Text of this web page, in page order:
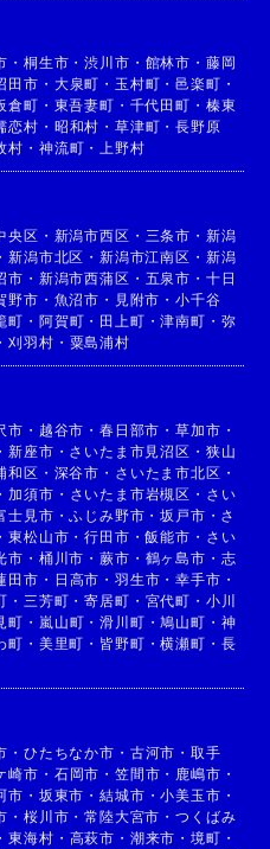
・桐生市 ・渋川市 ・ 館林市 ・ 藤岡
田市 ・ 大泉町 ・ 玉村町 ・邑楽町 ・
倉町 ・ 東吾妻町 ・ 千代田町 ・ 榛東
恋村 ・ 昭和村 ・ 草津町 ・長野原
村 ・ 神流町 ・ 上野村
央区 ・ 新潟市西区 ・ 三条市 ・ 新潟
・新潟市北区 ・新潟市江南区 ・ 新潟
市 ・ 新潟市西蒲区 ・ 五泉市 ・ 十日
野市 ・ 魚沼市 ・ 見附市 ・小千谷
町 ・ 阿賀町 ・ 田上町 ・津南町 ・ 弥
・刈羽村 ・ 粟島浦村
市 ・ 越谷市 ・春日部市 ・草加市 ・
・新座市 ・ さいたま市見沼区 ・ 狭山
和区 ・ 深谷市 ・ さいたま市北区 ・
・加須市 ・ さいたま市岩槻区 ・ さい
士見市 ・ふじみ野市 ・坂戸市 ・ さ
・東松山市 ・行田市 ・飯能市 ・ さい
市 ・ 桶川市 ・蕨市 ・ 鶴ヶ島市 ・ 志
田市 ・ 日高市 ・ 羽生市 ・幸手市 ・
・ 三芳町 ・寄居町 ・ 宮代町 ・ 小川
町 ・ 嵐山町 ・滑川町 ・鳩山町 ・ 神
町 ・ 美里町 ・ 皆野町 ・横瀬町 ・ 長
・ひたちなか市 ・ 古河市 ・ 取手
崎市 ・ 石岡市 ・ 笠間市 ・ 鹿嶋市 ・
市 ・ 坂東市 ・結城市 ・小美玉市 ・
・桜川市 ・常陸大宮市 ・つくばみ
・東海村 ・ 高萩市 ・ 潮来市 ・ 境町 ・